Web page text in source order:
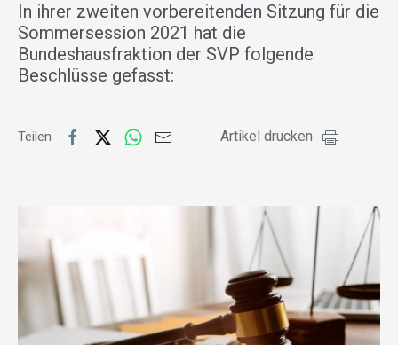
In ihrer zweiten vorbereitenden Sitzung für die
Sommersession 2021 hat die
Bundeshausfraktion der SVP folgende
Beschlüsse gefasst:
Teilen Artikel drucken